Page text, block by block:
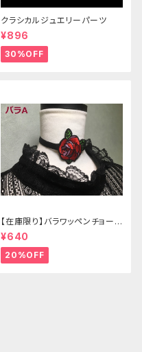
クラシカルジュエリーパーツ
¥896
30%OFF
【在庫限り】バラワッペンチョーカ
ー
¥640
20%OFF